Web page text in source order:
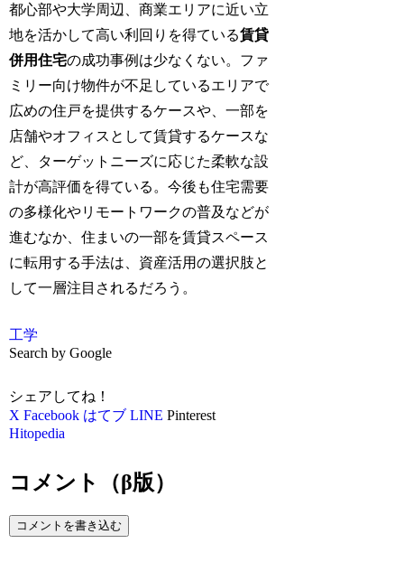
都心部や大学周辺、商業エリアに近い立
地を活かして高い利回りを得ている賃貸
併用住宅の成功事例は少なくない。ファ
ミリー向け物件が不足しているエリアで
広めの住戸を提供するケースや、一部を
店舗やオフィスとして賃貸するケースな
ど、ターゲットニーズに応じた柔軟な設
計が高評価を得ている。今後も住宅需要
の多様化やリモートワークの普及などが
進むなか、住まいの一部を賃貸スペース
に転用する手法は、資産活用の選択肢と
して一層注目されるだろう。
工学
Search by Google
シェアしてね！
X Facebook はてブ LINE Pinterest
Hitopedia
コメント（β版）
コメントを書き込む